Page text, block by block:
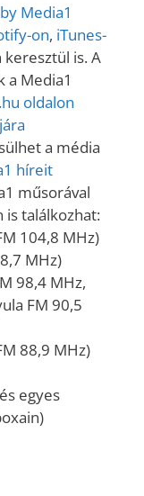
Media1
on, iTunes-
is. A
a Media1
oldalon
a média
híreit
műsorával
is találkozhat:
104,8 MHz)
MHz)
98,4 MHz,
FM 90,5
88,9 MHz)
egyes